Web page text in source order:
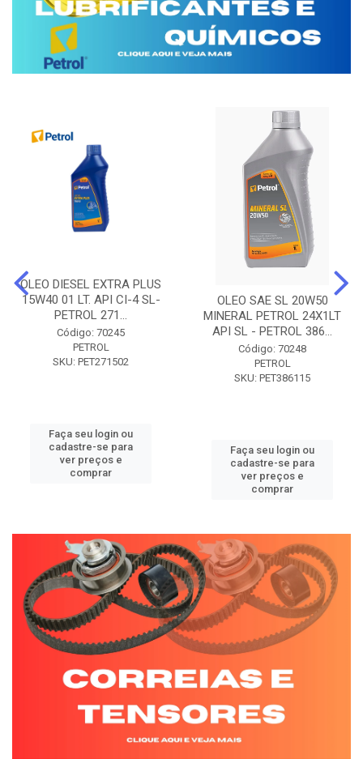
OLEO DIESEL EXTRA PLUS
15W40 01 LT. API CI-4 SL-
PETROL 271...
Código: 70245
PETROL
SKU: PET271502
Faça seu login ou
cadastre-se para
ver preços e
comprar
OLEO SAE SL 20W50
MINERAL PETROL 24X1LT
API SL - PETROL 386...
Código: 70248
PETROL
SKU: PET386115
Faça seu login ou
cadastre-se para
ver preços e
comprar